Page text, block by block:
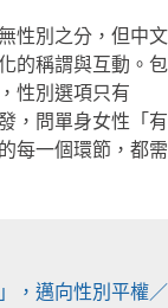
性別之分，但中文
的稱謂與互動。包
性別選項只有
，問單身女性「有
每一個環節，都需
，邁向性別平權／